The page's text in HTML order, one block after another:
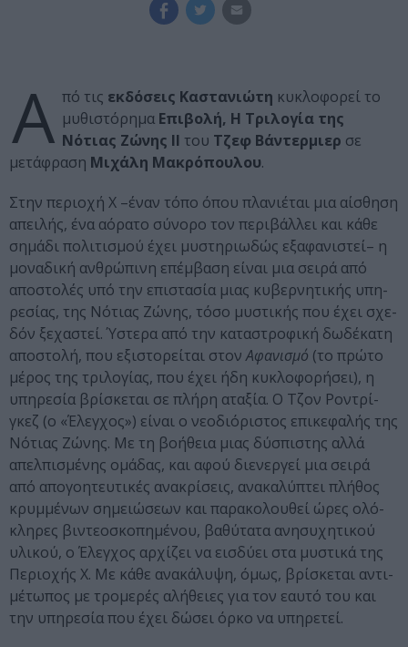
Α πό τις εκδόσεις Καστανιώτη κυκλοφορεί το
μυθιστόρημα Επιβολή, Η Τριλογία της
Νότιας Ζώνης II του Τζεφ Βάντερμιερ σε
μετάφραση Μιχάλη Μακρόπουλου.
Στην περιοχή Χ –έναν τόπο όπου πλα­νιέ­ται μια αίσθηση
απει­λής, ένα αόρατο σύνορο τον περι­βάλ­λει και κάθε
σημάδι πολι­τι­σμού έχει μυστη­ριω­δώς εξα­φα­νι­στεί– η
μονα­δική ανθρώ­πινη επέμ­βαση είναι μια σειρά από
απο­στο­λές υπό την επι­στα­σία μιας κυβερ­νη­τι­κής υπη­
ρε­σίας, της Νότιας Ζώνης, τόσο μυστι­κής που έχει σχε­
δόν ξεχα­στεί. Ύστερα από την κατα­στρο­φική δωδέ­κατη
απο­στολή, που εξι­στο­ρεί­ται στονΑφα­νι­σμό (το πρώτο
μέρος της τρι­λο­γίας, που έχει ήδη κυκλο­φο­ρή­σει), η
υπη­ρε­σία βρί­σκε­ται σε πλήρη ατα­ξία. Ο Τζον Ροντρί­
γκεζ (ο «Έλεγ­χος») είναι ο νεο­διό­ρι­στος επι­κε­φα­λής της
Νότιας Ζώνης. Με τη βοή­θεια μιας δύσπι­στης αλλά
απελ­πι­σμέ­νης ομά­δας, και αφού διε­νερ­γεί μια σειρά
από απο­γοη­τευ­τι­κές ανα­κρί­σεις, ανα­κα­λύ­πτει πλή­θος
κρυμ­μέ­νων σημειώ­σεων και παρα­κο­λου­θεί ώρες ολό­
κλη­ρες βιντε­ο­σκο­πη­μέ­νου, βαθύ­τατα ανη­συ­χη­τι­κού
υλι­κού, ο Έλεγ­χος αρχί­ζει να εισ­δύει στα μυστικά της
Περιο­χής Χ. Με κάθε ανα­κά­λυψη, όμως, βρί­σκε­ται αντι­
μέ­τω­πος με τρο­με­ρές αλή­θειες για τον εαυτό του και
την υπη­ρε­σία που έχει δώσει όρκο να υπη­ρε­τεί.